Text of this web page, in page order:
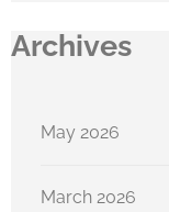
Archives
May 2026
March 2026